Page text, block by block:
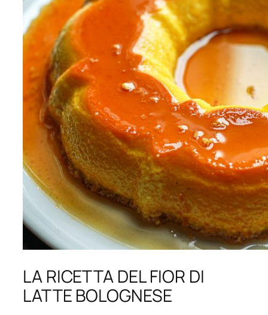
LA RICETTA DEL FIOR DI
LATTE BOLOGNESE